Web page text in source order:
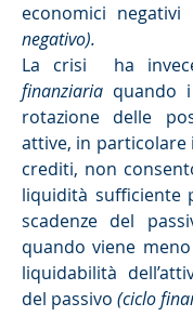
economici negativi
negativo).
La crisi ha
finanziaria quando
rotazione delle
attive, in particolare
crediti, non
liquidità sufficiente
scadenze del
quando viene
liquidabilità
del passivo (ciclo